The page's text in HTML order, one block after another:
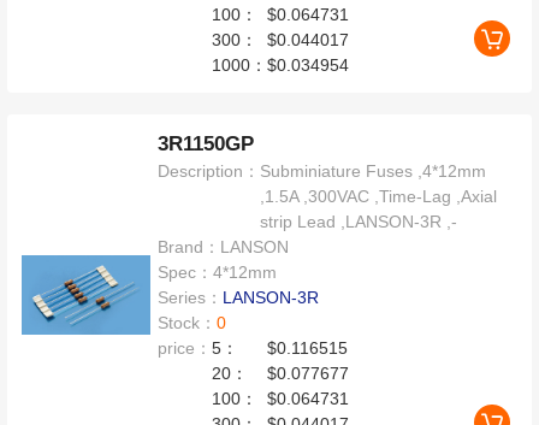
100：
$0.064731
300：
$0.044017
1000：$0.034954
3R1150GP
Description： Subminiature Fuses ,4*12mm
,1.5A ,300VAC ,Time-Lag ,Axial
strip Lead ,LANSON-3R ,-
Brand： LANSON
Spec：4*12mm
Series： LANSON-3R
Stock：0
price：5：
$0.116515
20：
$0.077677
100：
$0.064731